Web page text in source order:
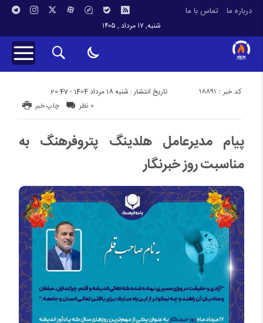
درباره ما تماس با ما
شنبه, ۱۷ مرداد , ۱۴۰۵
تاریخ انتشار : شنبه 18 مرداد 1404 - 20:47 کد خبر : 18891
چاپ خبر 0 نظر
پیام مدیرعامل هلدینگ پتروفرهنگ به
مناسبت روز خبرنگار